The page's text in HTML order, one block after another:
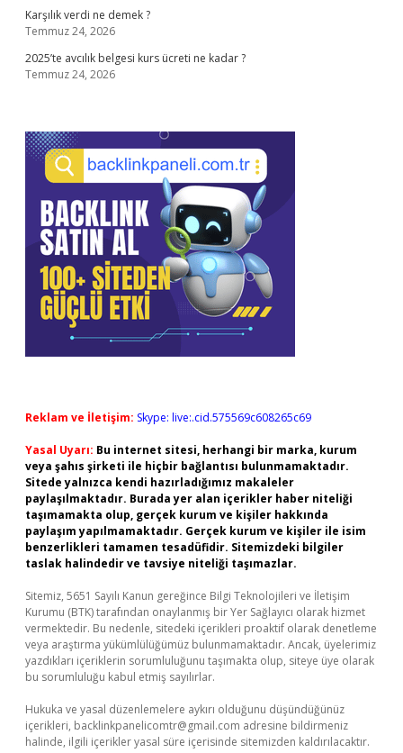
Karşılık verdi ne demek ?
Temmuz 24, 2026
2025’te avcılık belgesi kurs ücreti ne kadar ?
Temmuz 24, 2026
Reklam ve İletişim: Skype: live:.cid.575569c608265c69
Yasal Uyarı: Bu internet sitesi, herhangi bir marka, kurum
veya şahıs şirketi ile hiçbir bağlantısı bulunmamaktadır.
Sitede yalnızca kendi hazırladığımız makaleler
paylaşılmaktadır. Burada yer alan içerikler haber niteliği
taşımamakta olup, gerçek kurum ve kişiler hakkında
paylaşım yapılmamaktadır. Gerçek kurum ve kişiler ile isim
benzerlikleri tamamen tesadüfidir. Sitemizdeki bilgiler
taslak halindedir ve tavsiye niteliği taşımazlar.
Sitemiz, 5651 Sayılı Kanun gereğince Bilgi Teknolojileri ve İletişim
Kurumu (BTK) tarafından onaylanmış bir Yer Sağlayıcı olarak hizmet
vermektedir. Bu nedenle, sitedeki içerikleri proaktif olarak denetleme
veya araştırma yükümlülüğümüz bulunmamaktadır. Ancak, üyelerimiz
yazdıkları içeriklerin sorumluluğunu taşımakta olup, siteye üye olarak
bu sorumluluğu kabul etmiş sayılırlar.
Hukuka ve yasal düzenlemelere aykırı olduğunu düşündüğünüz
içerikleri, backlinkpanelicomtr@gmail.com adresine bildirmeniz
halinde, ilgili içerikler yasal süre içerisinde sitemizden kaldırılacaktır.